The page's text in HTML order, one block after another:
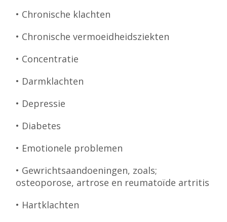
• Chronische klachten
• Chronische vermoeidheidsziekten
• Concentratie
• Darmklachten
• Depressie
• Diabetes
• Emotionele problemen
• Gewrichtsaandoeningen, zoals;
osteoporose, artrose en reumatoïde artritis
• Hartklachten